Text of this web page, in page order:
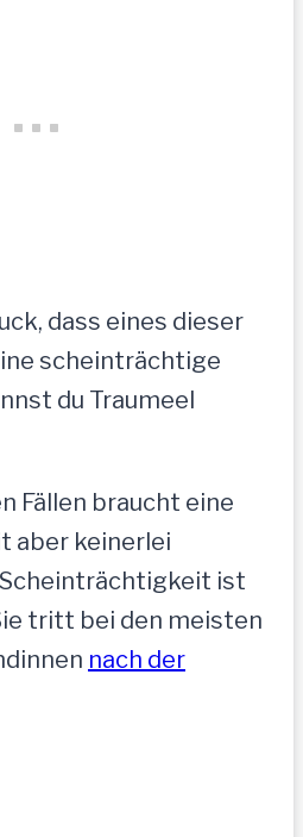
dass eines dieser
scheinträchtige
du Traumeel
Fällen braucht eine
aber keinerlei
Scheinträchtigkeit ist
tritt bei den meisten
nach der